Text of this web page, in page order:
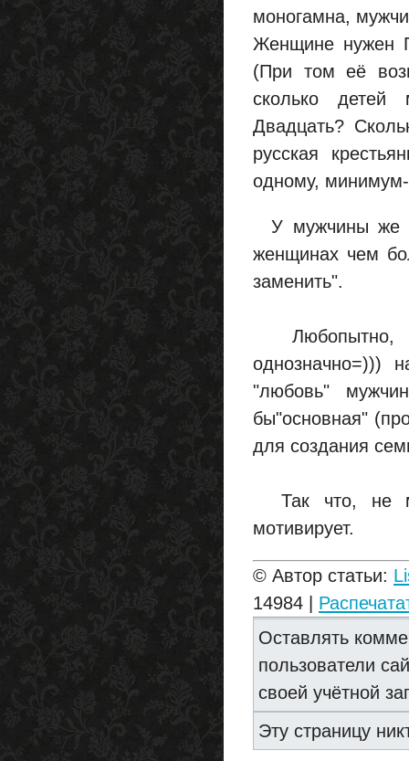
моногамна,
Женщине нужен
(При том её
сколько детей
Двадцать?
русская
одному,
У мужчины же
женщинах чем
заменить".
Любопытно,
однозначно=)))
"любовь"
бы"основная"
для создания
Так что, не
мотивирует.
© Автор статьи:
14984 |
Оставлять
пользователи
своей учётной
Эту страницу